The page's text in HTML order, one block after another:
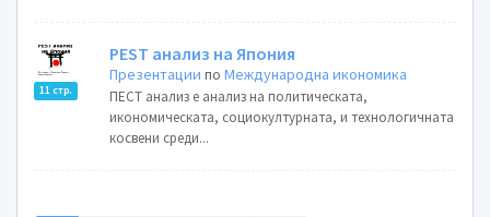
11 стр.
PEST анализ на Япония
Презентации поМеждународна икономика
ПЕСТ анализ е анализ на политическата,
икономическата, социокултурната, и технологичната
косвени среди...